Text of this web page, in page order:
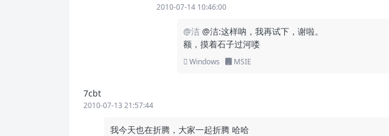
2010-07-14 10:46:00
@洁 @洁:这样呐，我再试下，谢啦。
额，摸着石子过河喽
Windows MSIE
7cbt
2010-07-13 21:57:44
我今天也在折腾，大家一起折腾 哈哈